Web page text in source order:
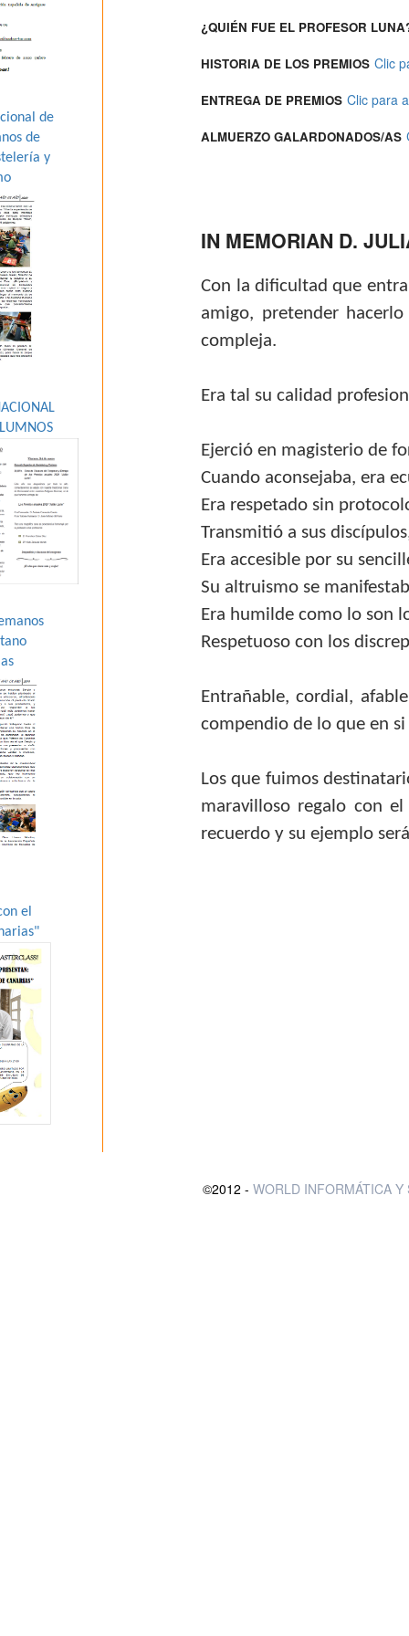
de
de
y
el
¿QUIÉN FUE EL PROFESOR
HISTORIA DE LOS PREMIOS Clic
ENTREGA DE PREMIOS Clic para
ALMUERZO GALARDONADOS/AS
IN MEMORIAN D.
Con la dificultad que
amigo, pretender
compleja.
Era tal su calidad
Ejerció en magisterio de
Cuando aconsejaba, era
Era respetado sin
Transmitió a sus
Era accesible por su
Su altruismo se
Era humilde como lo son
Respetuoso con los
Entrañable, cordial,
compendio de lo que en
Los que fuimos
maravilloso regalo con
recuerdo y su ejemplo
©2012 - WORLD INFORMÁTICA Y